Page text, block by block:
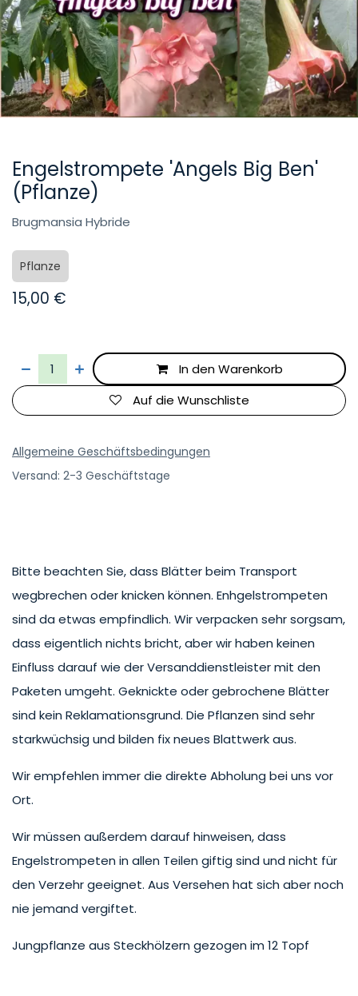
Engelstrompete 'Angels Big Ben'
(Pflanze)
Brugmansia Hybride
Pflanze
15,00 €
In den Warenkorb
Auf die Wunschliste
Allgemeine Geschäftsbedingungen
Versand: 2-3 Geschäftstage
Bitte beachten Sie, dass Blätter beim Transport
wegbrechen oder knicken können. Enhgelstrompeten
sind da etwas empfindlich. Wir verpacken sehr sorgsam,
dass eigentlich nichts bricht, aber wir haben keinen
Einfluss darauf wie der Versanddienstleister mit den
Paketen umgeht. Geknickte oder gebrochene Blätter
sind kein Reklamationsgrund. Die Pflanzen sind sehr
starkwüchsig und bilden fix neues Blattwerk aus.
Wir empfehlen immer die direkte Abholung bei uns vor
Ort.
Wir müssen außerdem darauf hinweisen, dass
Engelstrompeten in allen Teilen giftig sind und nicht für
den Verzehr geeignet. Aus Versehen hat sich aber noch
nie jemand vergiftet.
Jungpflanze aus Steckhölzern gezogen im 12 Topf